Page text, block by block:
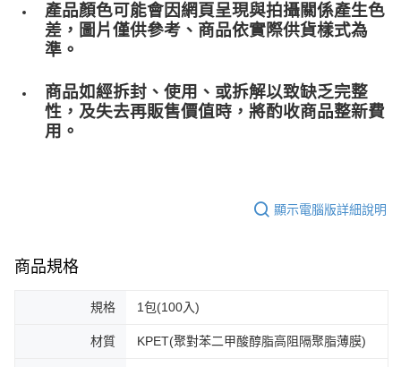
產品顏色可能會因網頁呈現與拍攝關係產生色
差，圖片僅供參考、商品依實際供貨樣式為
準。
商品如經拆封、使用、或拆解以致缺乏完整
性，及失去再販售價值時，將酌收商品整﻿新費
用。
顯示電腦版詳細說明
商品規格
規格 1包(100入)
材質 KPET(聚對苯二甲酸醇脂高阻隔聚脂薄膜)